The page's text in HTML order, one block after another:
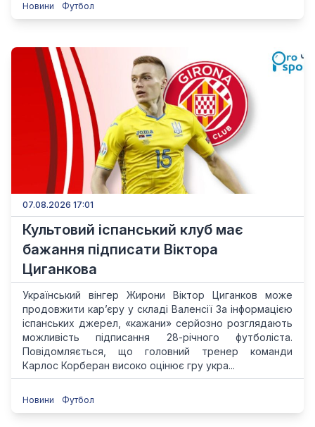
Новини Футбол
07.08.2026 17:01
Культовий іспанський клуб має
бажання підписати Віктора
Циганкова
Український вінгер Жирони Віктор Циганков може
продовжити кар’єру у складі Валенсії За інформацією
іспанських джерел, «кажани» серйозно розглядають
можливість підписання 28-річного футболіста.
Повідомляється, що головний тренер команди
Карлос Корберан високо оцінює гру укра...
Новини Футбол